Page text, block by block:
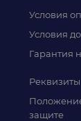
Условия
Условия
Гарантия
Реквизиты
защите